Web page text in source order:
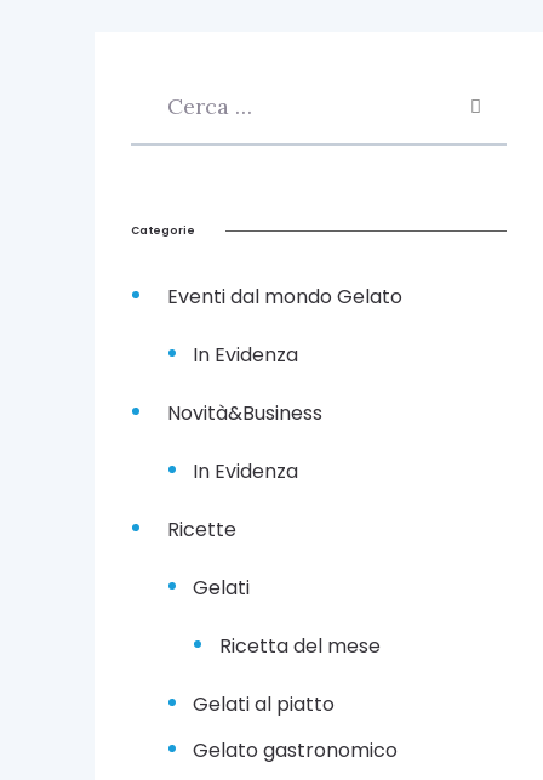
Categorie
Eventi dal mondo Gelato
In Evidenza
Novità&Business
In Evidenza
Ricette
Gelati
Ricetta del mese
Gelati al piatto
Gelato gastronomico